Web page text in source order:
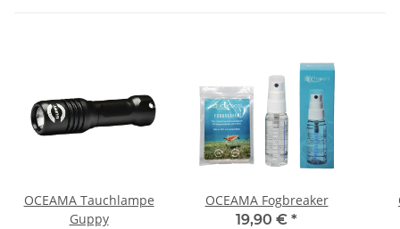
OCEAMA Tauchlampe
Guppy
OCEAMA Fogbreaker
19,90 € *